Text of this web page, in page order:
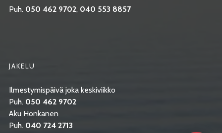
Puh. 050 462 9702, 040 553 8857
JAKELU
Ilmestymispäivä joka keskiviikko
Puh. 050 462 9702
Aku Honkanen
Puh. 040 724 2713